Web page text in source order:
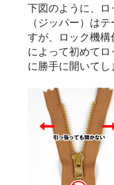
下図のように、
（ジッパー）は
すが、ロック機
によって初めて
に勝手に開いてし